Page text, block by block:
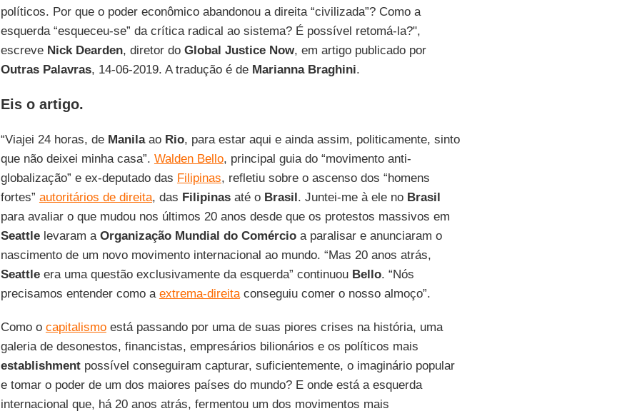
políticos. Por que o poder econômico abandonou a direita “civilizada”? Como a
esquerda “esqueceu-se” da crítica radical ao sistema? É possível retomá-la?",
escreve Nick Dearden, diretor do Global Justice Now, em artigo publicado por
Outras Palavras, 14-06-2019. A tradução é de Marianna Braghini.
Eis o artigo.
“Viajei 24 horas, de Manilaao Rio, para estar aqui e ainda assim, politicamente, sinto
que não deixei minha casa”. Walden Bello, principal guia do “movimento anti-
globalização” e ex-deputado das Filipinas, refletiu sobre o ascenso dos “homens
fortes” autoritários de direita, das Filipinasaté o Brasil. Juntei-me à ele no Brasil
para avaliar o que mudou nos últimos 20 anos desde que os protestos massivos em
Seattlelevaram a Organização Mundial do Comércioa paralisar e anunciaram o
nascimento de um novo movimento internacional ao mundo. “Mas 20 anos atrás,
Seattleera uma questão exclusivamente da esquerda” continuou Bello. “Nós
precisamos entender como a extrema-direitaconseguiu comer o nosso almoço”.
Como o capitalismoestá passando por uma de suas piores crises na história, uma
galeria de desonestos, financistas, empresários bilionários e os políticos mais
establishmentpossível conseguiram capturar, suficientemente, o imaginário popular
e tomar o poder de um dos maiores países do mundo? E onde está a esquerda
internacional que, há 20 anos atrás, fermentou um dos movimentos mais